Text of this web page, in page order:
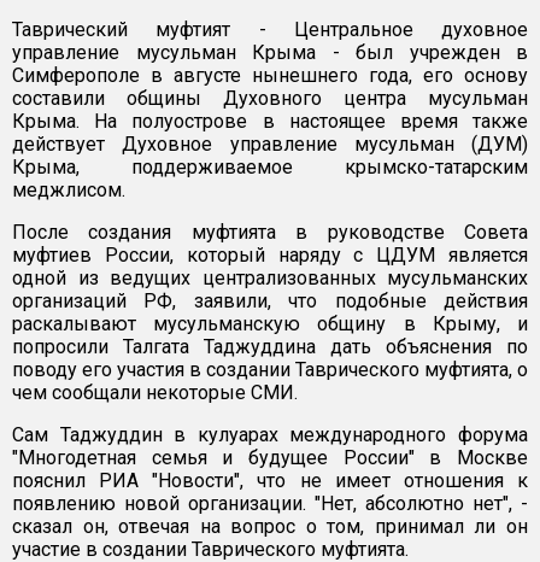
Таврический муфтият - Центральное духовное
управление мусульман Крыма - был учрежден в
Симферополе в августе нынешнего года, его основу
составили общины Духовного центра мусульман
Крыма. На полуострове в настоящее время также
действует Духовное управление мусульман (ДУМ)
Крыма, поддерживаемое крымско-татарским
меджлисом.
После создания муфтията в руководстве Совета
муфтиев России, который наряду с ЦДУМ является
одной из ведущих централизованных мусульманских
организаций РФ, заявили, что подобные действия
раскалывают мусульманскую общину в Крыму, и
попросили Талгата Таджуддина дать объяснения по
поводу его участия в создании Таврического муфтията, о
чем сообщали некоторые СМИ.
Сам Таджуддин в кулуарах международного форума
"Многодетная семья и будущее России" в Москве
пояснил РИА "Новости", что не имеет отношения к
появлению новой организации. "Нет, абсолютно нет", -
сказал он, отвечая на вопрос о том, принимал ли он
участие в создании Таврического муфтията.